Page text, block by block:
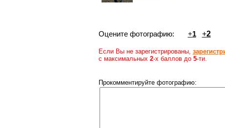
Оцените фотографию: +1 +2
Если Вы не зарегистрированы,
с максимальных 2-х баллов до 5-ти.
Прокомментируйте фотографию: